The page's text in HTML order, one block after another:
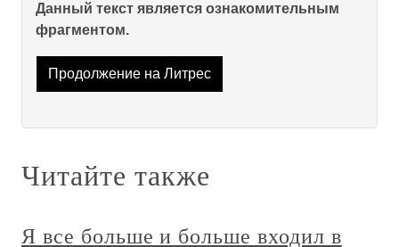
Данный текст является ознакомительным
фрагментом.
Продолжение на Литрес
Читайте также
Я все больше и больше входил в